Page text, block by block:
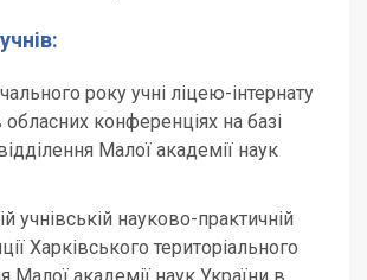
року учні ліцею-інтернату
обласних конференціях на базі
Малої академії наук
учнівській науково-практичній
Харківського територіального